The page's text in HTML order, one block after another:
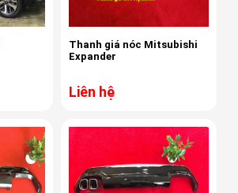
Thanh giá nóc Mitsubishi
Expander
Liên hệ